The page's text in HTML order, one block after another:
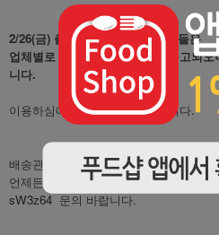
2/26(금) 출고이후 결제된 고객님들은
업체별로 3월2일(화)부터 순차 출고되
니다.
이용하심에 착오없으시길 바랍니다.
배송관련 문의사항이 있으시면
언제든지 푸드샵 고객센터(1577-2126)
sW3z64문의 바랍니다.